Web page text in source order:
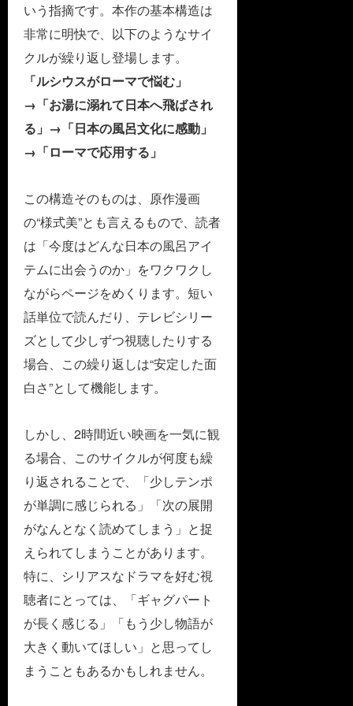
いう指摘です。本作の基本構造は
非常に明快で、以下のようなサイ
クルが繰り返し登場します。
「ルシウスがローマで悩む」
→「お湯に溺れて日本へ飛ばされ
る」→「日本の風呂文化に感動」
→「ローマで応用する」
この構造そのものは、原作漫画
の“様式美”とも言えるもので、読者
は「今度はどんな日本の風呂アイ
テムに出会うのか」をワクワクし
ながらページをめくります。短い
話単位で読んだり、テレビシリー
ズとして少しずつ視聴したりする
場合、この繰り返しは“安定した面
白さ”として機能します。
しかし、2時間近い映画を一気に観
る場合、このサイクルが何度も繰
り返されることで、「少しテンポ
が単調に感じられる」「次の展開
がなんとなく読めてしまう」と捉
えられてしまうことがあります。
特に、シリアスなドラマを好む視
聴者にとっては、「ギャグパート
が長く感じる」「もう少し物語が
大きく動いてほしい」と思ってし
まうこともあるかもしれません。